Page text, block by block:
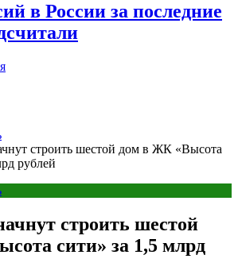
в России за последние
строить шестой дом в ЖК «Высота
рублей
строить шестой
сити» за 1,5 млрд